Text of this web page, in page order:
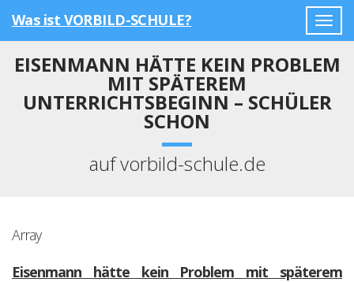
Was ist VORBILD-SCHULE?
EISENMANN HÄTTE KEIN PROBLEM
MIT SPÄTEREM
UNTERRICHTSBEGINN – SCHÜLER
SCHON
auf vorbild-schule.de
Array
Eisenmann hätte kein Problem mit späterem